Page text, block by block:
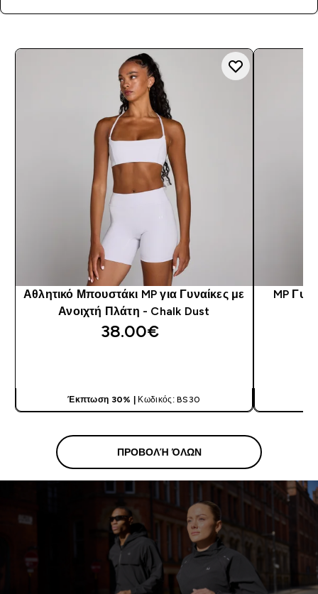
Αθλητικό Μπουστάκι MP για Γυναίκες με
Ανοιχτή Πλάτη - Chalk Dust
38.00€‎
Έκπτωση 30% | Κωδικός: BS30
MP
ΠΡΟΒΟΛΉ ΌΛΩΝ